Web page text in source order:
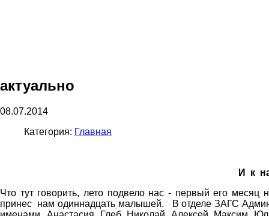
актуально
08.07.2014
Категория: Главная
И к
Что тут говорить, лето подвело нас - первый его
принес нам одиннадцать малышей. В отделе ЗАГС